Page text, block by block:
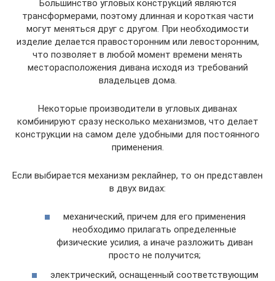
Большинство угловых конструкций являются
трансформерами, поэтому длинная и короткая части
могут меняться друг с другом. При необходимости
изделие делается правосторонним или левосторонним,
что позволяет в любой момент времени менять
месторасположения дивана исходя из требований
владельцев дома.
Некоторые производители в угловых диванах
комбинируют сразу несколько механизмов, что делает
конструкции на самом деле удобными для постоянного
применения.
Если выбирается механизм реклайнер, то он представлен
в двух видах:
механический, причем для его применения
необходимо прилагать определенные
физические усилия, а иначе разложить диван
просто не получится;
электрический, оснащенный соответствующим